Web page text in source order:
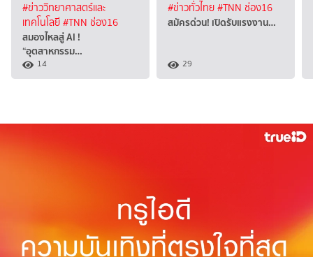
#ข่าววิทยาศาสตร์และ
เทคโนโลยี#TNN ช่อง16
สมองไหลสู่ AI !
“อุตสาหกรรม…
14
#ข่าวทั่วไทย#TNN ช่อง16
สมัครด่วน! เปิดรับแรงงาน…
29